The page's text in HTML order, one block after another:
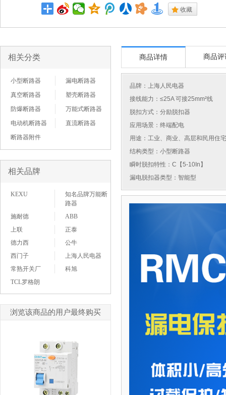
. 收藏
相关分类
小型断路器
漏电断路器
真空断路器
塑壳断路器
防爆断路器
万能式断路器
电动机断路器
直流断路器
断路器附件
相关品牌
KEXU
知名品牌万能断
路器
施耐德
ABB
上联
正泰
德力西
公牛
西门子
上海人民电器
常熟开关厂
科旭
TCL罗格朗
浏览该商品的用户最终购买
商品详情 商品评
品牌： 上海人民电器
接线能力：≤25A 可接25mm²线
脱扣方式：分励脱扣器
应用场景：终端配电
用途：工业、商业、高层和民用住
结构类型：小型断路器
瞬时脱扣特性：C【5-10In】
漏电脱扣器类型：智能型